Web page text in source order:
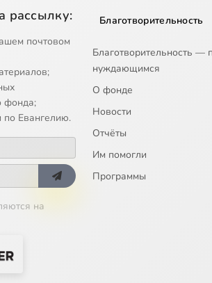
рассылку:
почтовом
фонда;
Евангелию.
на
Благотворительность
Благотворительность —
нуждающимся
О фонде
Новости
Отчёты
Им помогли
Программы